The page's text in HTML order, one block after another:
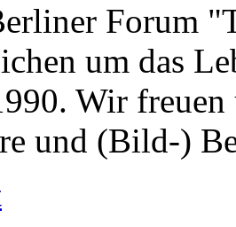
Forum
um das
Wir freuen
und (Bild-)